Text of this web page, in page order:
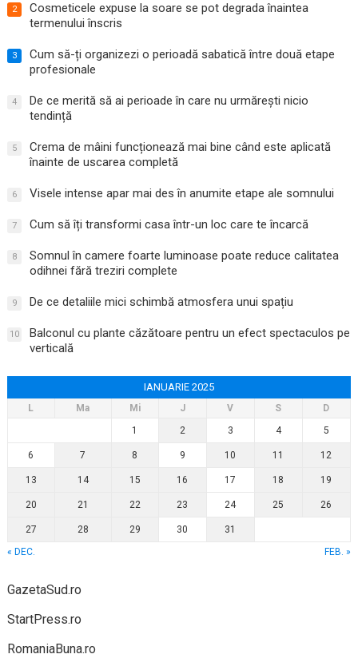
2
Cosmeticele expuse la soare se pot degrada înaintea
termenului înscris
3
Cum să-ți organizezi o perioadă sabatică între două etape
profesionale
4
De ce merită să ai perioade în care nu urmărești nicio
tendință
5
Crema de mâini funcționează mai bine când este aplicată
înainte de uscarea completă
6 Visele intense apar mai des în anumite etape ale somnului
7 Cum să îți transformi casa într-un loc care te încarcă
8
Somnul în camere foarte luminoase poate reduce calitatea
odihnei fără treziri complete
9 De ce detaliile mici schimbă atmosfera unui spațiu
10
Balconul cu plante căzătoare pentru un efect spectaculos pe
verticală
IANUARIE 2025
L Ma Mi J V S
D
1
2 3 4 5
6 7 8 9 10 11 12
13 14 15 16 17 18 19
20 21 22 23 24 25 26
27 28 29 30
31
« DEC.
FEB. »
GazetaSud.ro
StartPress.ro
RomaniaBuna.ro